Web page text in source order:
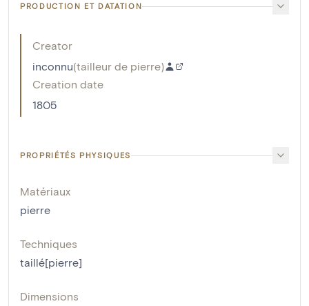
PRODUCTION ET DATATION
Creator
inconnu(tailleur de pierre)
Creation date
1805
PROPRIÉTÉS PHYSIQUES
Matériaux
pierre
Techniques
taillé[pierre]
Dimensions